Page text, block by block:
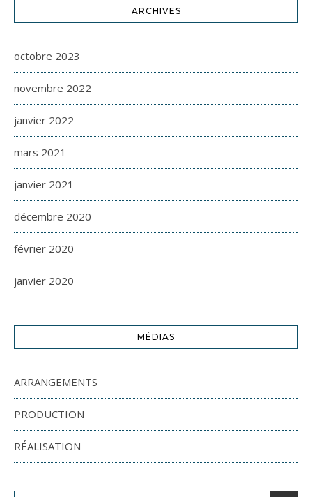
ARCHIVES
octobre 2023
novembre 2022
janvier 2022
mars 2021
janvier 2021
décembre 2020
février 2020
janvier 2020
MÉDIAS
ARRANGEMENTS
PRODUCTION
RÉALISATION